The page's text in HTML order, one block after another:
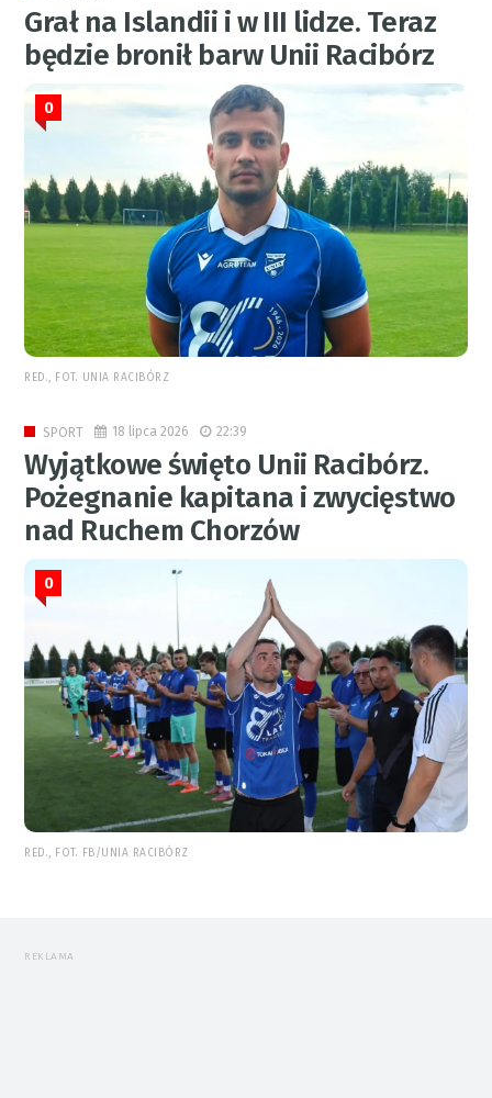
Grał na Islandii i w III lidze. Teraz
będzie bronił barw Unii Racibórz
0
RED., FOT. UNIA RACIBÓRZ
SPORT 18 lipca 2026 22:39
Wyjątkowe święto Unii Racibórz.
Pożegnanie kapitana i zwycięstwo
nad Ruchem Chorzów
0
RED., FOT. FB/UNIA RACIBÓRZ
REKLAMA